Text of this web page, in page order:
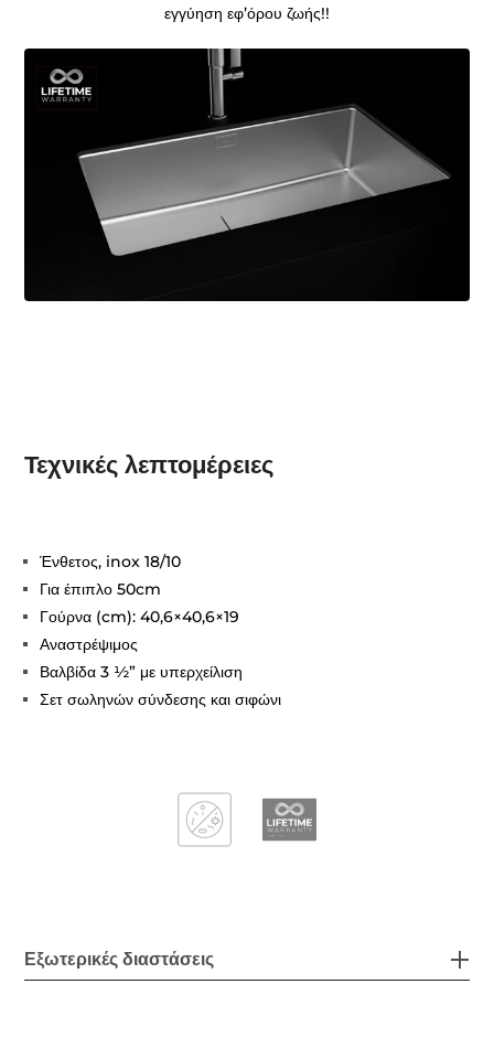
εγγύηση εφ’όρου ζωής!!
Τεχνικές λεπτομέρειες
Ένθετος, inox 18/10
Για έπιπλο 50cm
Γούρνα (cm): 40,6×40,6×19
Αναστρέψιμος
Βαλβίδα 3 ½” με υπερχείλιση
Σετ σωληνών σύνδεσης και σιφώνι
Εξωτερικές διαστάσεις